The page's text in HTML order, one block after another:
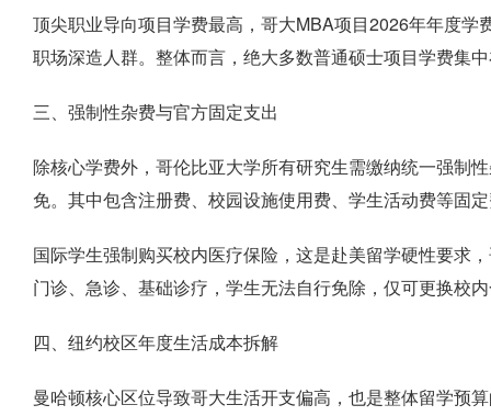
顶尖职业导向项目学费最高，哥大MBA项目2026年年度
职场深造人群。整体而言，绝大多数普通硕士项目学费集
三、强制性杂费与官方固定支出
除核心学费外，哥伦比亚大学所有研究生需缴纳统一强制
免。其中包含注册费、校园设施使用费、学生活动费等固
国际学生强制购买校内医疗保险，这是赴美留学硬性要求
门诊、急诊、基础诊疗，学生无法自行免除，仅可更换校
四、纽约校区年度生活成本拆解
曼哈顿核心区位导致哥大生活开支偏高，也是整体留学预